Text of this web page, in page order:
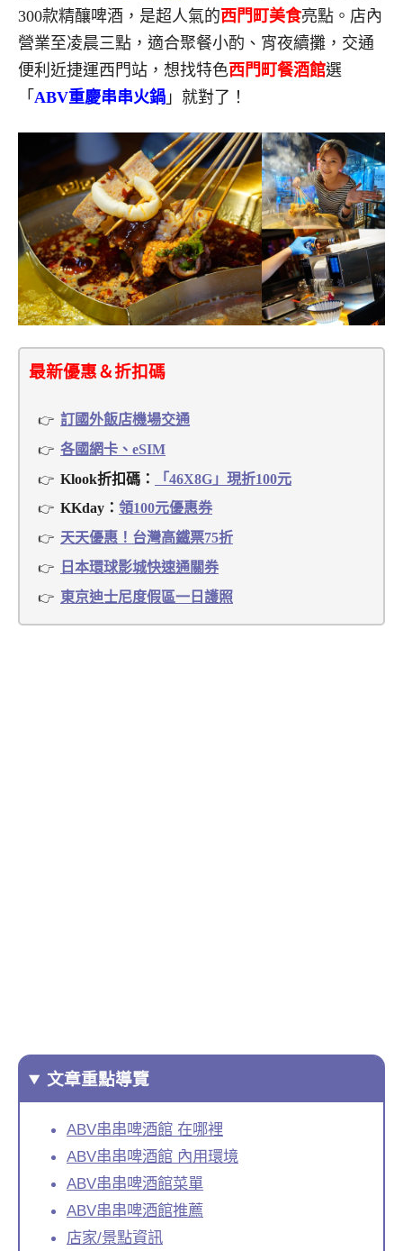
300款精釀啤酒，是超人氣的西門町美食亮點。店內
營業至凌晨三點，適合聚餐小酌、宵夜續攤，交通
便利近捷運西門站，想找特色西門町餐酒館選
「 ABV重慶串串火鍋 」就對了！
最新優惠＆折扣碼
訂國外飯店機場交通
各國網卡、eSIM
Klook折扣碼：
「46X8G」現折100元
KKday： 領100元優惠券
天天優惠！台灣高鐵票75折
日本環球影城快速通關券
東京迪士尼度假區一日護照
文章重點導覽
ABV串串啤酒館 在哪裡
ABV串串啤酒館 內用環境
ABV串串啤酒館菜單
ABV串串啤酒館推薦
店家/景點資訊